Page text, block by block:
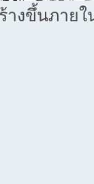
งขึ้นภายใ